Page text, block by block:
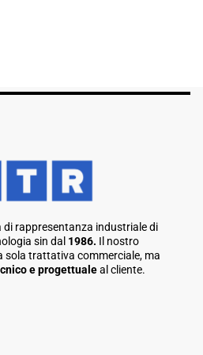
di rappresentanza industriale di
sin dal 1986. Il nostro
sola trattativa commerciale, ma
e progettualeal cliente.